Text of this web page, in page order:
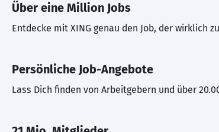
Über eine Million Jobs
Entdecke mit XING genau den Job, der wirklich
Persönliche Job-Angebote
Lass Dich finden von Arbeitgebern und über